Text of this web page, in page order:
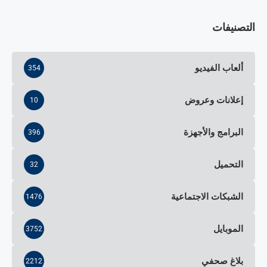
التصنيفات
ألعاب الفيديو 354
إعلانات وعروض 10
البرامج والأجهزة 396
التحميل 32
الشبكات الاجتماعية 1476
الموبايل 3752
بلاغ صحفي 2212